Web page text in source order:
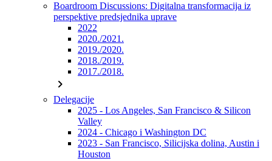
Boardroom Discussions: Digitalna transformacija iz
perspektive predsjednika uprave
2022
2020./2021.
2019./2020.
2018./2019.
2017./2018.
chevron_right
Delegacije
2025 - Los Angeles, San Francisco & Silicon
Valley
2024 - Chicago i Washington DC
2023 - San Francisco, Silicijska dolina, Austin i
Houston